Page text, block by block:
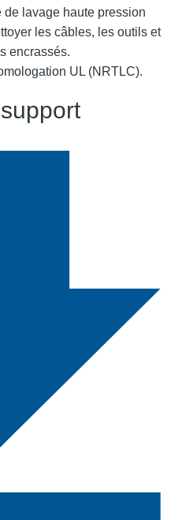
lavage haute pression
les câbles, les outils et
encrassés.
UL (NRTLC).